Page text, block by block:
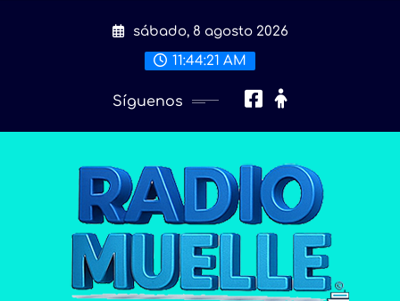
sábado, 8 agosto 2026
11:44:23 AM
Síguenos